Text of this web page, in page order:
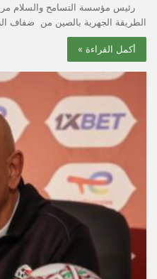
رئيس مؤسسة التسامح والسلام
الطريقة الجهرية بالصين من ضفاف
أكمل القراءة »